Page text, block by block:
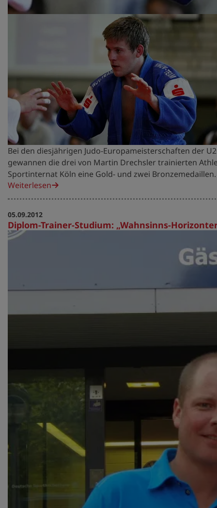
Bei den diesjährigen Judo-Europameisterschaften der
gewannen die drei von Martin Drechsler trainierten
Sportinternat Köln eine Gold- und zwei Bronzemedaillen.
Weiterlesen
Diplom-Trainer-Studium: „Wahnsinns-
05.09.2012